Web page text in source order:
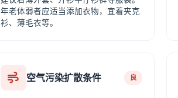
年老体弱者应适当添加衣物，宜着夹克
衫、薄毛衣等。
空气污染扩散条件 良